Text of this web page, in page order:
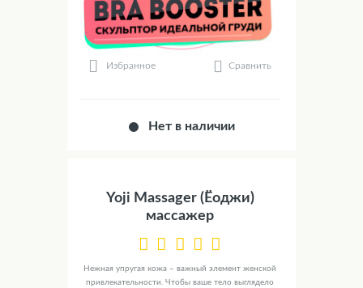
Избранное Сравнить
Нет в наличии
Yoji Massager (Ёоджи)
массажер
Нежная упругая кожа – важный элемент женской
привлекательности. Чтобы ваше тело выглядело